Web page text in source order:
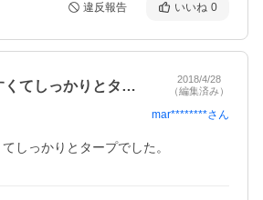
違反報告 いいね 0
とても、使いやすくてしっかりとタープで…
2018/4/28
（編集済み）
mar********さん
しっかりとタープでした。